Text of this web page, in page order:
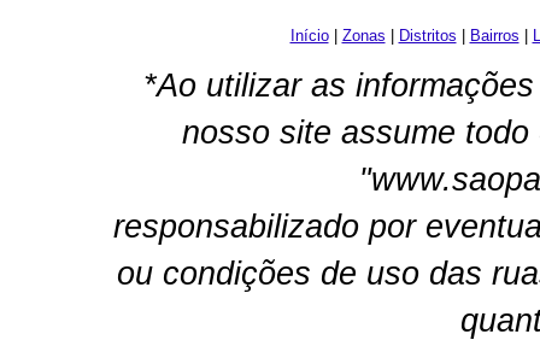
Início| Zonas Distritos Bairros
*Ao utilizar as
nosso site assume
responsabilizado por
ou condições de uso das